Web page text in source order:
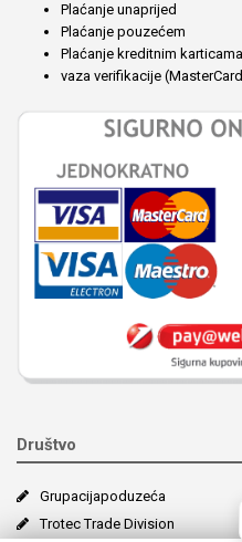
Plaćanje unaprijed
Plaćanje pouzećem
Plaćanje kreditnim karticama
vaza verifikacije
Društvo
Grupacija­poduzeća
Trotec Trade Division